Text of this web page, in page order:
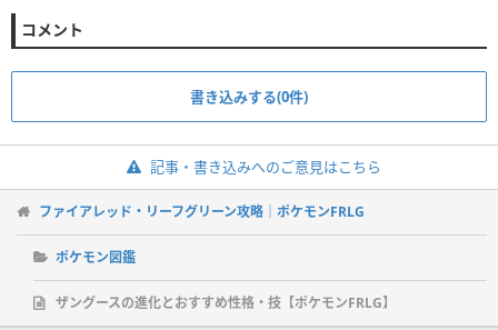
コメント
書き込みする(0件)
記事・書き込みへのご意見はこちら
ファイアレッド・リーフグリーン攻略｜ポケモンFRLG
ポケモン図鑑
ザングースの進化とおすすめ性格・技【ポケモンFRLG】